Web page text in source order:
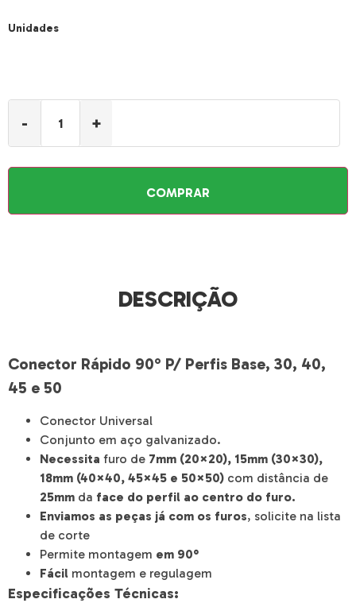
Unidades
- +
COMPRAR
DESCRIÇÃO
Conector Rápido 90° P/ Perfis Base, 30, 40,
45 e 50
Conector Universal
Conjunto em aço galvanizado.
Necessita furo de 7mm (20×20), 15mm (30×30),
18mm (40×40, 45×45 e 50×50) com distância de
25mm da face do perfil ao centro do furo.
Enviamos as peças já com os furos, solicite na lista
de corte
Permite montagem em 90°
Fácil montagem e regulagem
Especificações Técnicas: